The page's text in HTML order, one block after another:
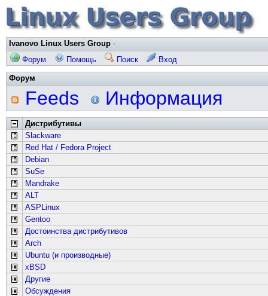
Ivanovo Linux Users Group -
Форум
Помощь Поиск Вход
Форум
Feeds Информация
Дистрибутивы
Slackware
Red Hat / Fedora Project
Debian
SuSe
Mandrake
ALT
ASPLinux
Gentoo
Достоинства дистрибутивов
Arch
Ubuntu (и производные)
xBSD
Другие
Обсуждения